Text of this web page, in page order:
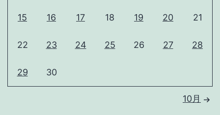
15 16 17 18 19 20 21
22 23 24 25 26 27 28
29 30
10月